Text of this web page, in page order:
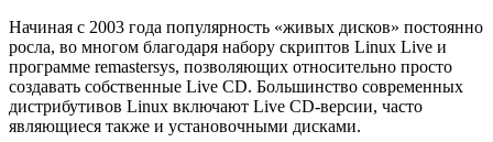
Начиная с 2003 года популярность «живых дисков» постоянно
росла, во многом благодаря набору скриптов Linux Live и
программе remastersys, позволяющих относительно просто
создавать собственные Live CD. Большинство современных
дистрибутивов Linuх включают Live CD-версии, часто
являющиеся также и установочными дисками.